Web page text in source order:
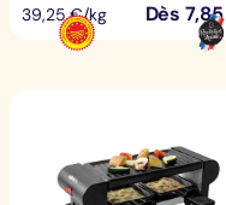
39,25 €/kg Dès7,85